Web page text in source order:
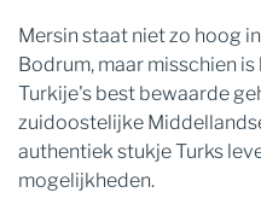
Mersin staat niet zo hoog
Bodrum, maar misschien
Turkije's best bewaarde
zuidoostelijke
authentiek stukje Turks
mogelijkheden.